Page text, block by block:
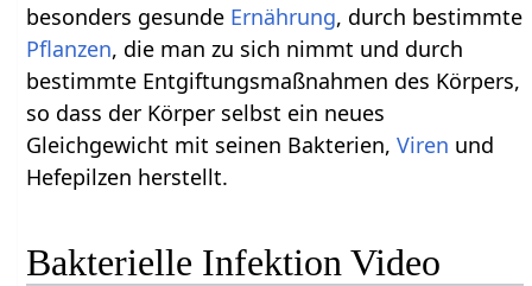
besonders gesunde Ernährung, durch bestimmte
Pflanzen, die man zu sich nimmt und durch
bestimmte Entgiftungsmaßnahmen des Körpers,
so dass der Körper selbst ein neues
Gleichgewicht mit seinen Bakterien,Viren und
Hefepilzen herstellt.
Bakterielle Infektion Video